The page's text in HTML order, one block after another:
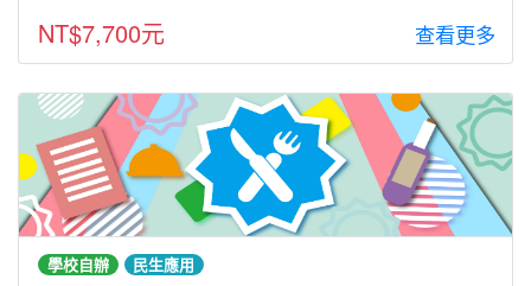
NT$7,700元 查看更多
學校自辦 民生應用